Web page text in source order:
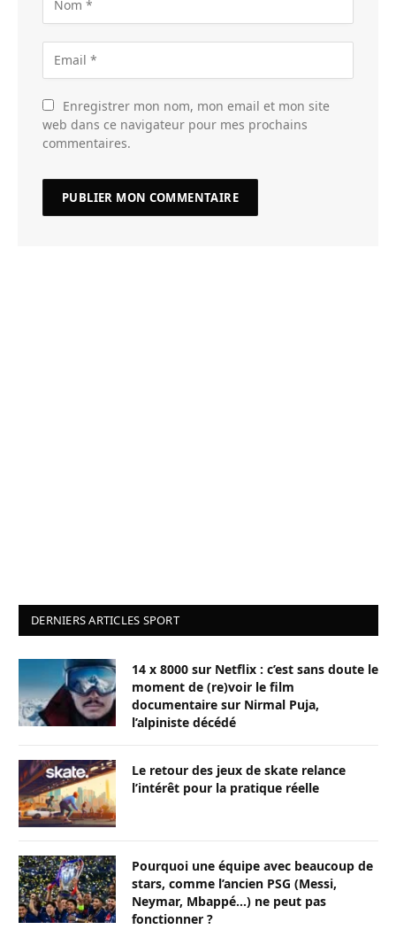
Enregistrer mon nom, mon email et mon site
web dans ce navigateur pour mes prochains
commentaires.
DERNIERS ARTICLES SPORT
14 x 8000 sur Netflix : c’est sans doute le
moment de (re)voir le film
documentaire sur Nirmal Puja,
l’alpiniste décédé
Le retour des jeux de skate relance
l’intérêt pour la pratique réelle
Pourquoi une équipe avec beaucoup de
stars, comme l’ancien PSG (Messi,
Neymar, Mbappé…) ne peut pas
fonctionner ?